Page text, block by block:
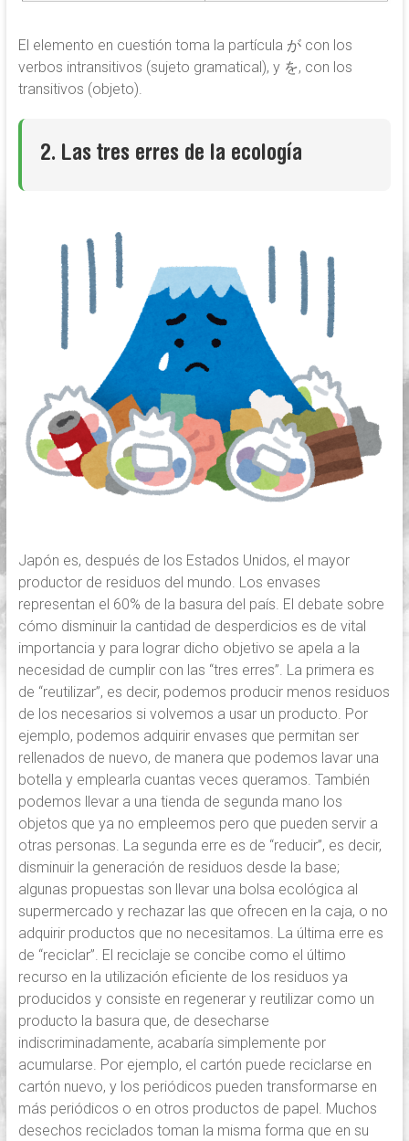
El elemento en cuestión toma la partícula が con los
verbos intransitivos (sujeto gramatical), y を, con los
transitivos (objeto).
2. Las tres erres de la ecología
Japón es, después de los Estados Unidos, el mayor
productor de residuos del mundo. Los envases
representan el 60% de la basura del país. El debate sobre
cómo disminuir la cantidad de desperdicios es de vital
importancia y para lograr dicho objetivo se apela a la
necesidad de cumplir con las “tres erres”. La primera es
de “reutilizar”, es decir, podemos producir menos residuos
de los necesarios si volvemos a usar un producto. Por
ejemplo, podemos adquirir envases que permitan ser
rellenados de nuevo, de manera que podemos lavar una
botella y emplearla cuantas veces queramos. También
podemos llevar a una tienda de segunda mano los
objetos que ya no empleemos pero que pueden servir a
otras personas. La segunda erre es de “reducir”, es decir,
disminuir la generación de residuos desde la base;
algunas propuestas son llevar una bolsa ecológica al
supermercado y rechazar las que ofrecen en la caja, o no
adquirir productos que no necesitamos. La última erre es
de “reciclar”. El reciclaje se concibe como el último
recurso en la utilización eficiente de los residuos ya
producidos y consiste en regenerar y reutilizar como un
producto la basura que, de desecharse
indiscriminadamente, acabaría simplemente por
acumularse. Por ejemplo, el cartón puede reciclarse en
cartón nuevo, y los periódicos pueden transformarse en
más periódicos o en otros productos de papel. Muchos
desechos reciclados toman la misma forma que en su